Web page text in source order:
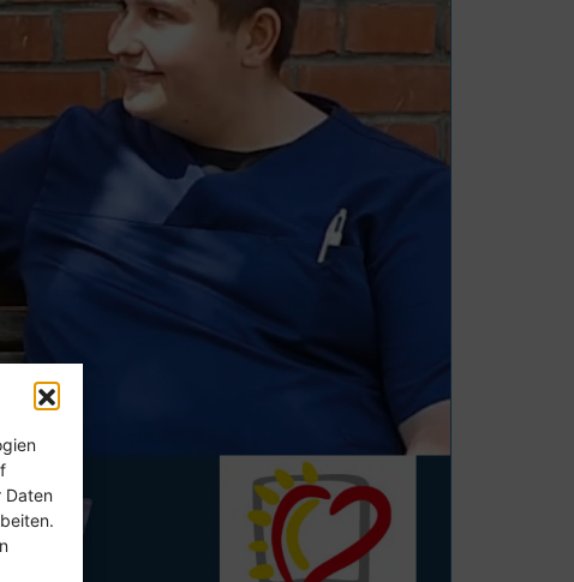
Daten